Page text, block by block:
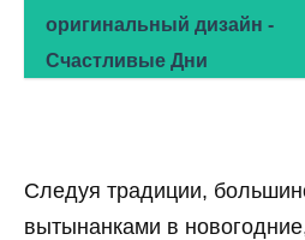
оригинальный дизайн -
Счастливые Дни
Следуя традиции,
вытынанками в